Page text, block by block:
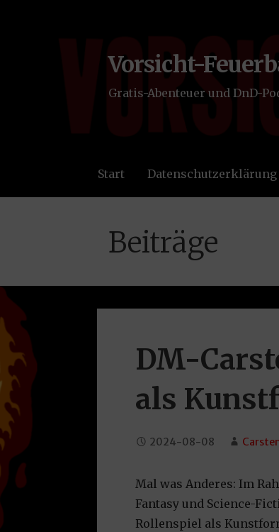
Vorsicht-
Gratis-Abenteuer und DnD-
Start
Beiträge
DM-
als
2024-08-08
Mal was Anderes: Im
Fantasy und Science-
Rollenspiel als